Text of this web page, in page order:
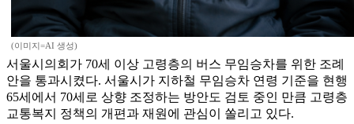
(이미지=AI 생성)
서울시의회가 70세 이상 고령층의 버스 무임승차를 위한 조례
안을 통과시켰다. 서울시가 지하철 무임승차 연령 기준을 현행
65세에서 70세로 상향 조정하는 방안도 검토 중인 만큼 고령층
교통복지 정책의 개편과 재원에 관심이 쏠리고 있다.